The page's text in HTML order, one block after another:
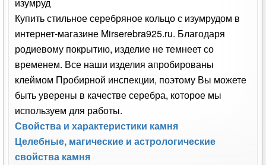
Купить стильное серебряное кольцо с изумрудом в
интернет-магазине Mirserebra925.ru. Благодаря
родиевому покрытию, изделие не темнеет со
временем. Все наши изделия апробированы
клеймом Пробирной инспекции, поэтому Вы можете
быть уверены в качестве серебра, которое мы
используем для работы.
Свойства и характеристики камня
Целебные, магические и астрологические
свойства камня